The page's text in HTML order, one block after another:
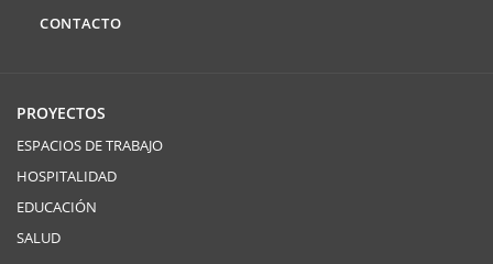
CONTACTO
PROYECTOS
ESPACIOS DE TRABAJO
HOSPITALIDAD
EDUCACIÓN
SALUD